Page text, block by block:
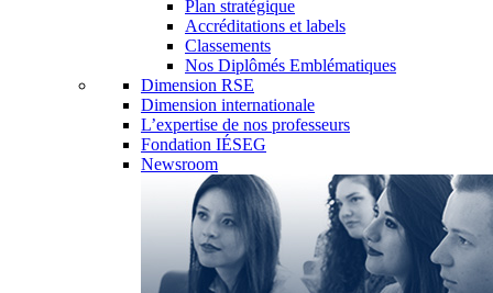
Plan stratégique
Accréditations et labels
Classements
Nos Diplômés Emblématiques
Dimension RSE
Dimension internationale
L’expertise de nos professeurs
Fondation IÉSEG
Newsroom